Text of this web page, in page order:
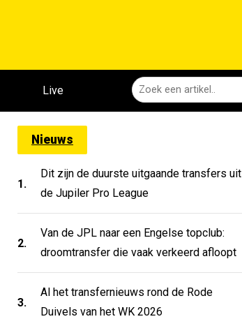
Live
Nieuws
1.
Dit zijn de duurste uitgaande transfers uit
de Jupiler Pro League
2.
Van de JPL naar een Engelse topclub:
droomtransfer die vaak verkeerd afloopt
3.
Al het transfernieuws rond de Rode
Duivels van het WK 2026